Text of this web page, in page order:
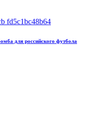
для российского футбола